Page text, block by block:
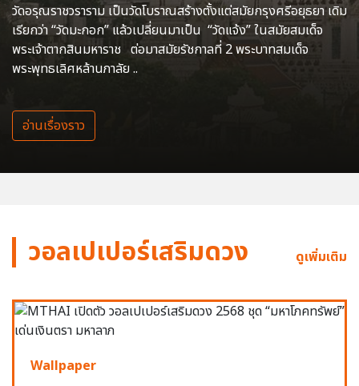
วัดอรุณราชวราราม เป็นวัดโบราณสร้างตั้งแต่สมัยกรุงศรีอยุธยา เดิม
เรียกว่า “วัดมะกอก” แล้วเปลี่ยนมาเป็น “วัดแจ้ง” ในสมัยสมเด็จ
พระเจ้าตากสินมหาราช ต่อมาสมัยรัชกาลที่ 2 พระบาทสมเด็จ
พระพุทธเลิศหล้านภาลัย ..
อ่านเรื่องราว
วอลเปเปอร์เสริมดวง ดูเพิ่มเติม
Wallpaper